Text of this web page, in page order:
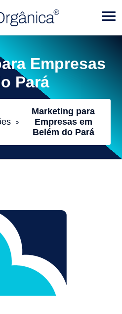
Empresas
Pará
»
Marketing para
Empresas em
Belém do Pará